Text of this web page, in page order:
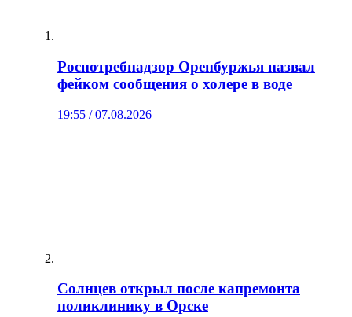
Роспотребнадзор Оренбуржья назвал
фейком сообщения о холере в воде
19:55 / 07.08.2026
Солнцев открыл после капремонта
поликлинику в Орске